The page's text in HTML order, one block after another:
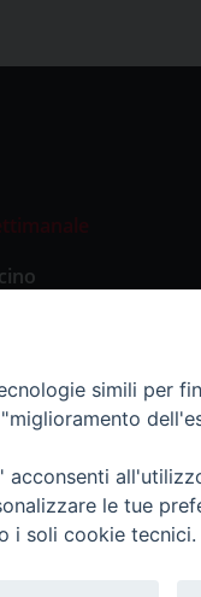
simili per
acconsenti
le tue
i soli cookie